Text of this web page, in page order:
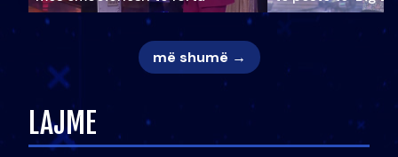
më shumë →
LAJME